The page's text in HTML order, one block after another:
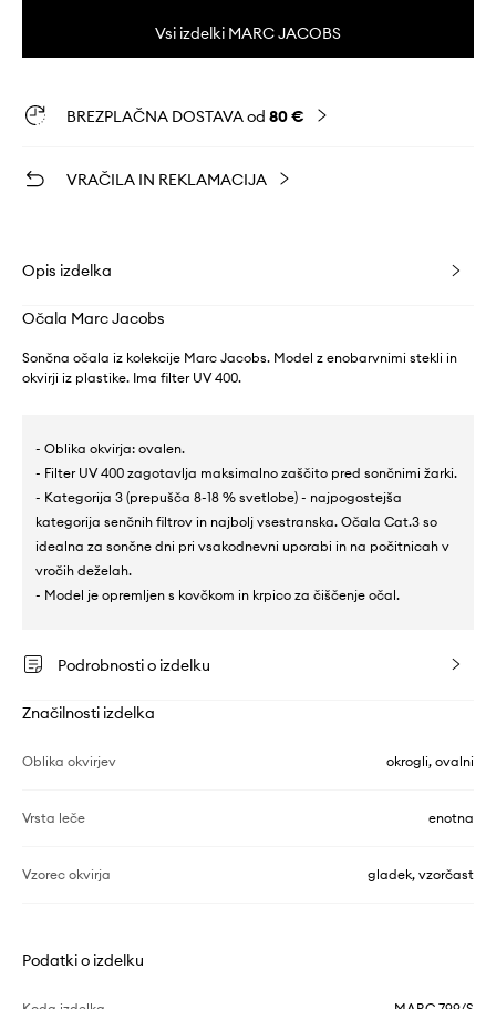
Vsi izdelki MARC JACOBS
BREZPLAČNA DOSTAVA od 80 €
VRAČILA IN REKLAMACIJA
Opis izdelka
Očala Marc Jacobs
Sončna očala iz kolekcije Marc Jacobs. Model z enobarvnimi stekli in
okvirji iz plastike. Ima filter UV 400.
- Oblika okvirja: ovalen.
- Filter UV 400 zagotavlja maksimalno zaščito pred sončnimi žarki.
- Kategorija 3 (prepušča 8-18 % svetlobe) - najpogostejša
kategorija senčnih filtrov in najbolj vsestranska. Očala Cat.3 so
idealna za sončne dni pri vsakodnevni uporabi in na počitnicah v
vročih deželah.
- Model je opremljen s kovčkom in krpico za čiščenje očal.
Podrobnosti o izdelku
Značilnosti izdelka
Oblika okvirjev okrogli, ovalni
Vrsta leče enotna
Vzorec okvirja gladek, vzorčast
Podatki o izdelku